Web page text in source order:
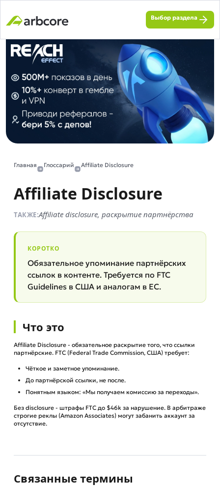
Выбор раздела
Главная Глоссарий Affiliate Disclosure
Affiliate Disclosure
ТАКЖЕ:Affiliate disclosure, раскрытие партнёрства
КОРОТКО
Обязательное упоминание партнёрских
ссылок в контенте. Требуется по FTC
Guidelines в США и аналогам в ЕС.
Что это
Affiliate Disclosure - обязательное раскрытие того, что ссылки
партнёрские. FTC (Federal Trade Commission, США) требует:
Чёткое и заметное упоминание.
До партнёрской ссылки, не после.
Понятным языком: «Мы получаем комиссию за переходы».
Без disclosure - штрафы FTC до $46k за нарушение. В арбитраже
строгие реклы (Amazon Associates) могут забанить аккаунт за
отсутствие.
Связанные термины